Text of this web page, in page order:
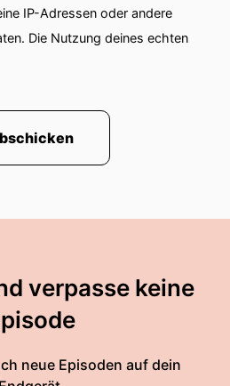
IP-Adressen oder andere
Die Nutzung deines echten
verpasse keine
neue Episoden auf dein